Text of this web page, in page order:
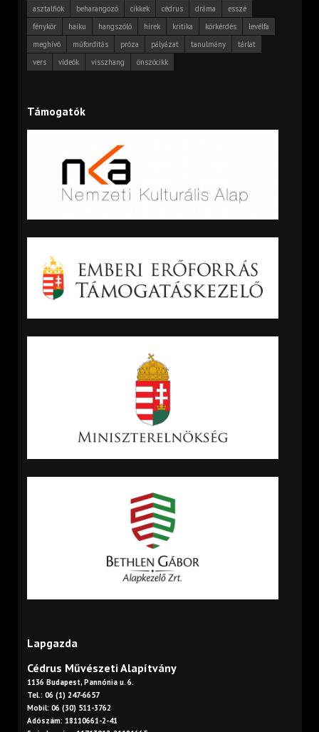
asztalfiók beharangozó cikkek cédrus dráma
esszé
fénykör
haiku hangszóló hírek kritika körkérdés
levélfa
meghívó
műfordítás próza pályázat tanulmány
tárlat
vers
videók visszhang önszócikk
Támogatók
Lapgazda
Cédrus Művészeti Alapítvány
1136 Budapest, Pannónia u. 6.
Tel.: 06 (1) 247-6657
Mobil: 06 (30) 511-3762
Adószám: 18110661-2-41